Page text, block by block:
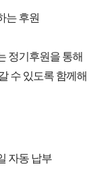
는 후원
정기후원을 통해
수 있도록 함께해
자동 납부